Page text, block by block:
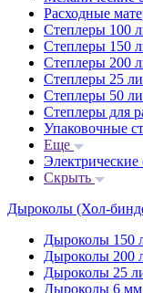
Расходные
Степлеры 100
Степлеры 150
Степлеры 200
Степлеры 25
Степлеры 50
Степлеры для
Упаковочные
Еще
Электрические
Скрыть
Дыроколы (Хол-
Дыроколы 150
Дыроколы 200
Дыроколы 25
Дыроколы 6 мм